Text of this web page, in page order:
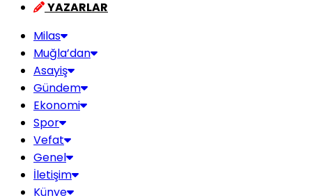
YAZARLAR
Milas
Muğla’dan
Asayiş
Gündem
Ekonomi
Spor
Vefat
Genel
İletişim
Künye